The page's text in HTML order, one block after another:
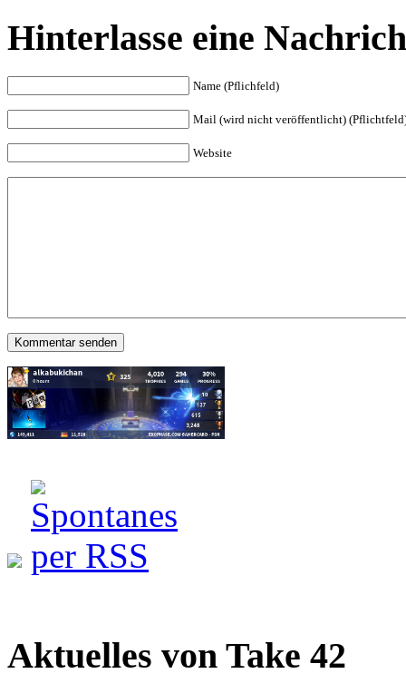
Hinterlasse eine
Name (Pflichfeld)
Mail (wird nicht veröffentlicht)
Website
Aktuelles von Take 42